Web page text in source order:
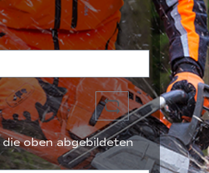
oben abgebildeten